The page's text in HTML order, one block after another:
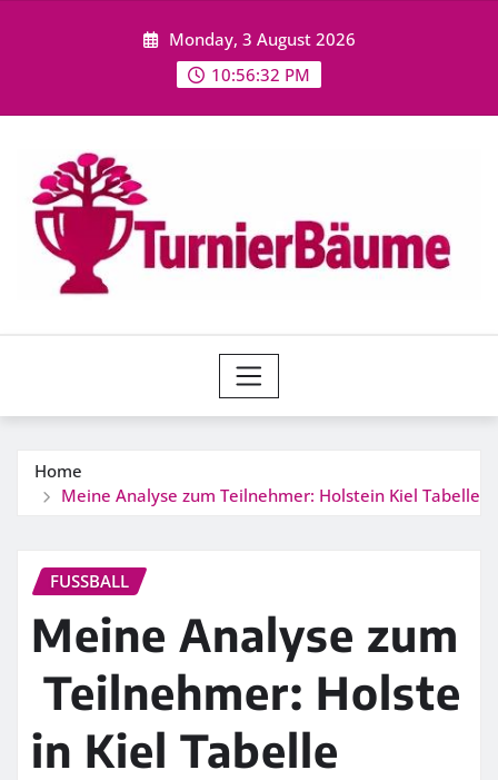
Monday, 3 August 2026
10:56:34 PM
Home
Meine Analyse zum Teilnehmer: Holstein Kiel Tabelle
FUSSBALL
Meine Analyse zum
Teilnehmer: Holste
in Kiel Tabelle